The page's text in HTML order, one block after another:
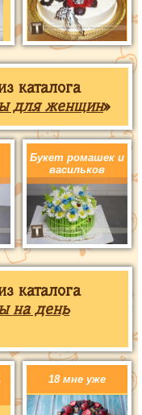
каталога
для женщин»
Букет ромашек и
васильков
каталога
на день
18 мне уже